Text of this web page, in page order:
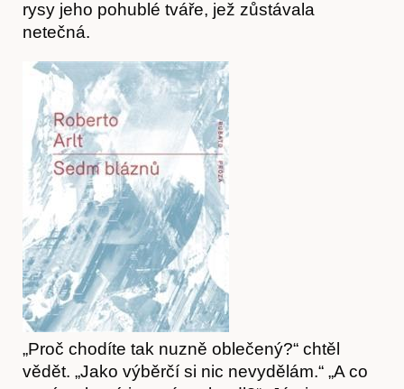
Hostcast
rysy jeho pohublé tváře, jež zůstávala
netečná.
„Proč chodíte tak nuzně oblečený?“ chtěl
vědět. „Jako výběrčí si nic nevydělám.“ „A co